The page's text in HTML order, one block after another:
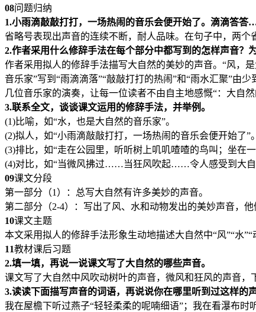
08问题归纳
1.小雨滴敲敲打打，一场热闹的音乐会便开始了。 滴滴答答
省略号表现出声音的连续不断，耐人品味。在句子中，两个
2.作者采用什么修辞手法在每个部分中都写到的怎样声音？
作者采用拟人的修辞手法描写大自然的美妙的声音。“风，
音乐家”写到“雨滴滴落”“敲敲打打的热闹”和“雨水汇聚”由
几位音乐家的演奏，让每一位读者不由自主地感慨“：大自
3.联系全文，谈谈课文运用的修辞手法，并举例。
(1)比喻，如“水，也是大自然的音乐家”。
(2)拟人，如“小雨滴敲敲打打，一场热闹的音乐会便开始了”。
(3)排比，如“走在公园里，听听树上叽叽喳喳的鸟叫；坐在
(4)对比，如“当微风拂过……当狂风吹起……令人感受到大自
09课文分段
第一部分（1）：总写大自然有许多美妙的声音。
第二部分（2-4）：写出了风、水和动物发出的美妙声音，他
10课文主题
本文采用拟人的修辞手法形象生动地描述大自然中“风”“水
11教材课后习题
2.填一填，再说一说课文写了大自然的哪些声音。
课文写了大自然中风吹动树叶的声音，微风和狂风的声音，
3.读读下面描写声音的词语，再说说你在哪里听到过这样的声
我在屋檐下听过燕子“轻轻柔柔的呢喃细语”；我在看瀑布时